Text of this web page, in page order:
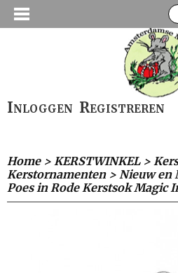
Inloggen Registreren
Home> KERSTWINKEL>
Kerstornamenten> Nieuw en
Poes in Rode Kerstsok Magic